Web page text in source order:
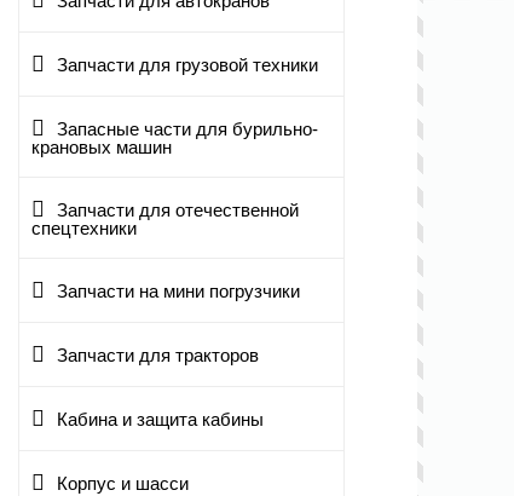
Запчасти для грузовой техники
Запасные части для бурильно-
крановых машин
Запчасти для отечественной
спецтехники
Запчасти на мини погрузчики
Запчасти для тракторов
Кабина и защита кабины
Корпус и шасси